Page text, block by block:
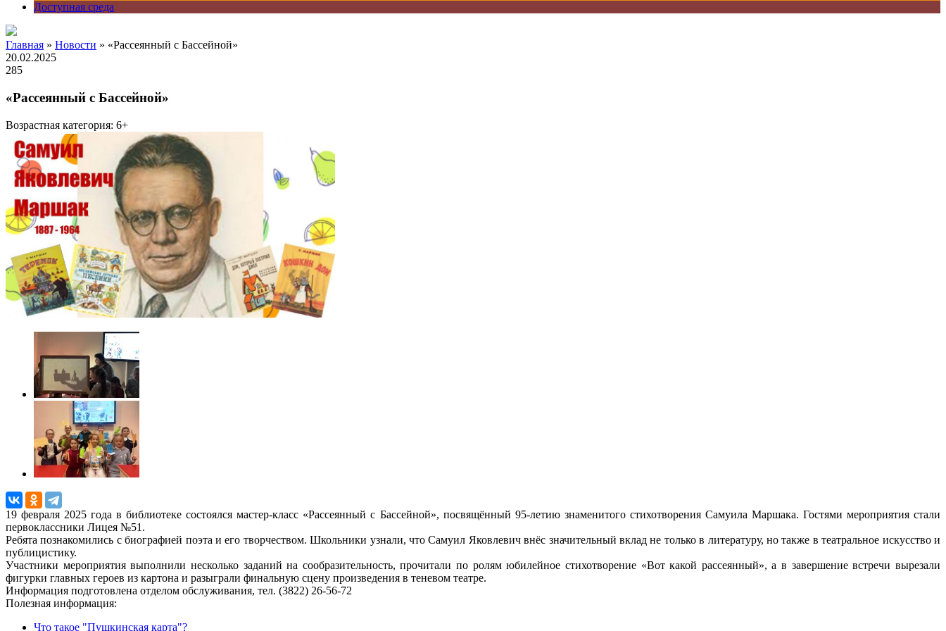
Доступная среда
Главная » Новости » «Рассеянный с Бассейной»
20.02.2025
285
«Рассеянный с Бассейной»
Возрастная категория: 6+
19 февраля 2025 года в библиотеке состоялся мастер-класс «Рассеянный с Бассейной», посвящённый 95-летию знаменитого стихотворения Самуила Маршака. Гостями мероприятия стали
первоклассники Лицея №51.
Ребята познакомились с биографией поэта и его творчеством. Школьники узнали, что Самуил Яковлевич внёс значительный вклад не только в литературу, но также в театральное искусство и
публицистику.
Участники мероприятия выполнили несколько заданий на сообразительность, прочитали по ролям юбилейное стихотворение «Вот какой рассеянный», а в завершение встречи вырезали
фигурки главных героев из картона и разыграли финальную сцену произведения в теневом театре.
Информация подготовленa отделом обслуживания, тел. (3822) 26-56-72
Полезная информация:
Что такое "Пушкинская карта"?